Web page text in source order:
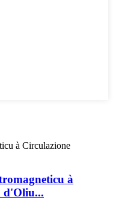
à
d'Oliu...